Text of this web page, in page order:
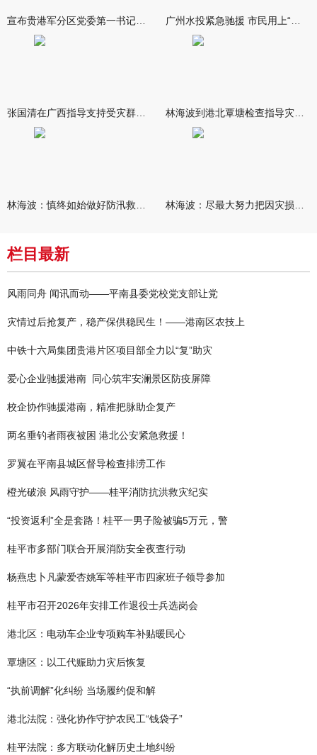
栏目最新
风雨同舟 闻讯而动——平南县委党校党支部让党
灾情过后抢复产，稳产保供稳民生！——港南区农技上
中铁十六局集团贵港片区项目部全力以“复”助灾
爱心企业驰援港南 同心筑牢安澜景区防疫屏障
校企协作驰援港南，精准把脉助企复产
两名垂钓者雨夜被困 港北公安紧急救援！
罗翼在平南县城区督导检查排涝工作
橙光破浪 风雨守护——桂平消防抗洪救灾纪实
“投资返利”全是套路！桂平一男子险被骗5万元，警
桂平市多部门联合开展消防安全夜查行动
杨燕忠卜凡蒙爱杏姚军等桂平市四家班子领导参加
桂平市召开2026年安排工作退役士兵选岗会
港北区：电动车企业专项购车补贴暖民心
覃塘区：以工代赈助力灾后恢复
“执前调解”化纠纷 当场履约促和解
港北法院：强化协作守护农民工“钱袋子”
桂平法院：多方联动化解历史土地纠纷